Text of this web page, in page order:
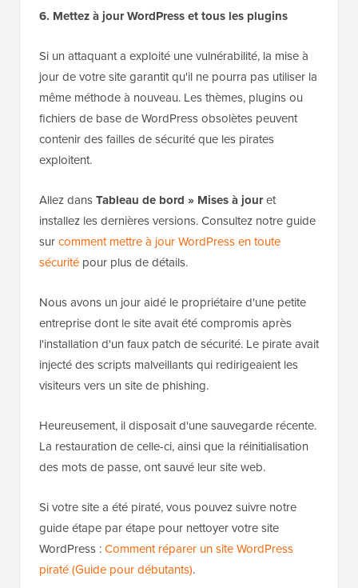
6. Mettez à jour WordPress et tous les plugins
Si un attaquant a exploité une vulnérabilité, la mise à
jour de votre site garantit qu'il ne pourra pas utiliser la
même méthode à nouveau. Les thèmes, plugins ou
fichiers de base de WordPress obsolètes peuvent
contenir des failles de sécurité que les pirates
exploitent.
Allez dansTableau de bord » Mises à jouret
installez les dernières versions. Consultez notre guide
surcomment mettre à jour WordPress en toute
sécurité pour plus de détails.
Nous avons un jour aidé le propriétaire d'une petite
entreprise dont le site avait été compromis après
l'installation d'un faux patch de sécurité. Le pirate avait
injecté des scripts malveillants qui redirigeaient les
visiteurs vers un site de phishing.
Heureusement, il disposait d'une sauvegarde récente.
La restauration de celle-ci, ainsi que la réinitialisation
des mots de passe, ont sauvé leur site web.
Si votre site a été piraté, vous pouvez suivre notre
guide étape par étape pour nettoyer votre site
WordPress :Comment réparer un site WordPress
piraté (Guide pour débutants).